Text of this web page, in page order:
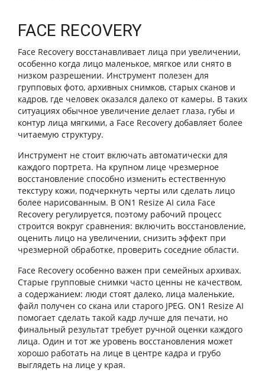
FACE RECOVERY
Face Recovery восстанавливает лица при увеличении,
особенно когда лицо маленькое, мягкое или снято в
низком разрешении. Инструмент полезен для
групповых фото, архивных снимков, старых сканов и
кадров, где человек оказался далеко от камеры. В таких
ситуациях обычное увеличение делает глаза, губы и
контур лица мягкими, а Face Recovery добавляет более
читаемую структуру.
Инструмент не стоит включать автоматически для
каждого портрета. На крупном лице чрезмерное
восстановление способно изменить естественную
текстуру кожи, подчеркнуть черты или сделать лицо
более нарисованным. В ON1 Resize AI сила Face
Recovery регулируется, поэтому рабочий процесс
строится вокруг сравнения: включить восстановление,
оценить лицо на увеличении, снизить эффект при
чрезмерной обработке, проверить соседние области.
Face Recovery особенно важен при семейных архивах.
Старые групповые снимки часто ценны не качеством,
а содержанием: люди стоят далеко, лица маленькие,
файл получен со скана или старого JPEG. ON1 Resize AI
помогает сделать такой кадр лучше для печати, но
финальный результат требует ручной оценки каждого
лица. Один и тот же уровень восстановления может
хорошо работать на лице в центре кадра и грубо
выглядеть на лице у края.